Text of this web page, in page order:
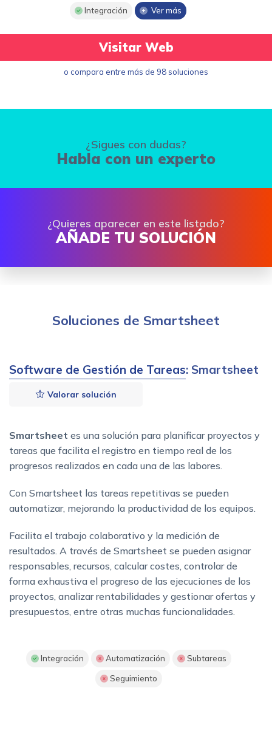
Integración Ver más
Visitar Web
o compara entre más de 98 soluciones
¿Sigues con dudas?
Habla con un experto
¿Quieres aparecer en este listado?
AÑADE TU SOLUCIÓN
Soluciones de Smartsheet
Software de Gestión de Tareas: Smartsheet
Valorar solución
Smartsheet es una solución para planificar proyectos y
tareas que facilita el registro en tiempo real de los
progresos realizados en cada una de las labores.
Con Smartsheet las tareas repetitivas se pueden
automatizar, mejorando la productividad de los equipos.
Facilita el trabajo colaborativo y la medición de
resultados. A través de Smartsheet se pueden asignar
responsables, recursos, calcular costes, controlar de
forma exhaustiva el progreso de las ejecuciones de los
proyectos, analizar rentabilidades y gestionar ofertas y
presupuestos, entre otras muchas funcionalidades.
Integración Automatización Subtareas
Seguimiento